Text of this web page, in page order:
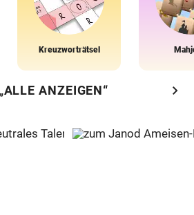
Kreuzworträtsel
ANZEIGEN“ chevron_right